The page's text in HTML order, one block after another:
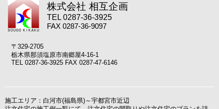
株式会社 相互企画
TEL 0287-36-3925
FAX 0287-36-9097
〒329-2705
栃木県那須塩原市南郷屋4-16-1
TEL 0287-36-3925 FAX 0287-47-6146
施工エリア：白河市(福島県)～宇都宮市近辺